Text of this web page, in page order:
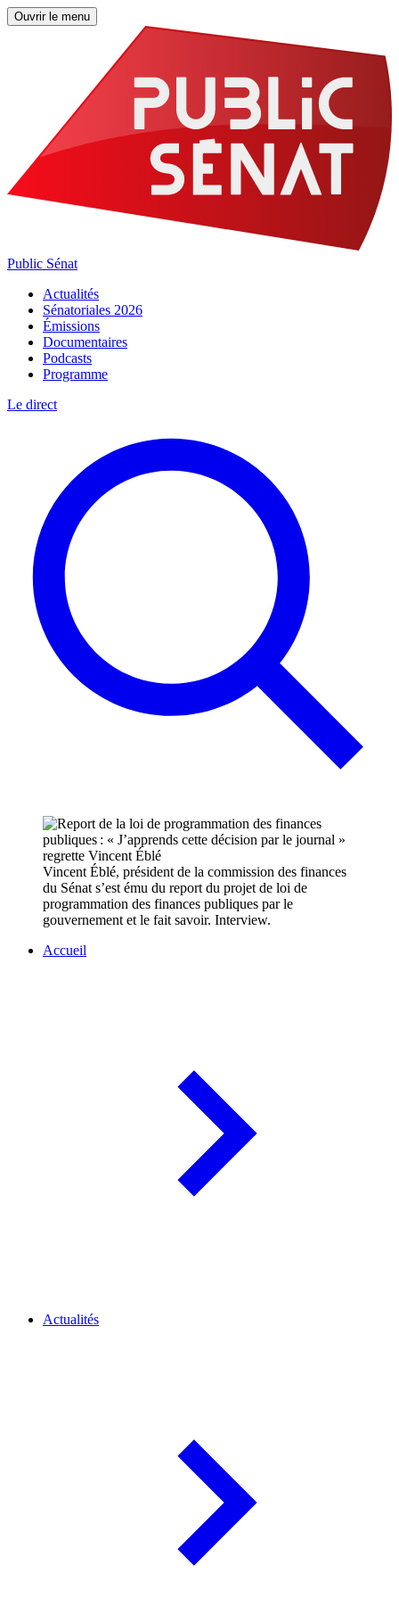
Ouvrir le menu
Public Sénat
Actualités
Sénatoriales 2026
Émissions
Documentaires
Podcasts
Programme
Le direct
Vincent Éblé, président de la commission des finances
du Sénat s’est ému du report du projet de loi de
programmation des finances publiques par le
gouvernement et le fait savoir. Interview.
Accueil
Actualités